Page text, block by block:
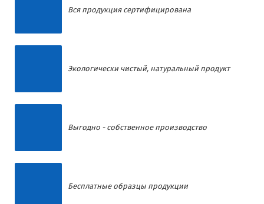
Вся продукция сертифицирована
Экологически чистый, натуральный продукт
Выгодно - собственное производство
Бесплатные образцы продукции